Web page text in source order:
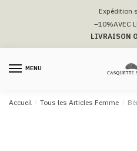
navigation
Expédition
–10%AVEC
LIVRAISON
MENU
Accueil / Tous les Articles Femme /